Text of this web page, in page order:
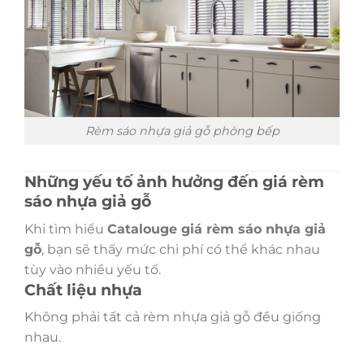
Rèm sáo nhựa giả gỗ phòng bếp
Những yếu tố ảnh hưởng đến giá rèm
sáo nhựa giả gỗ
Khi tìm hiểu Catalouge giá rèm sáo nhựa giả
gỗ, bạn sẽ thấy mức chi phí có thể khác nhau
tùy vào nhiều yếu tố.
Chất liệu nhựa
Không phải tất cả rèm nhựa giả gỗ đều giống
nhau.